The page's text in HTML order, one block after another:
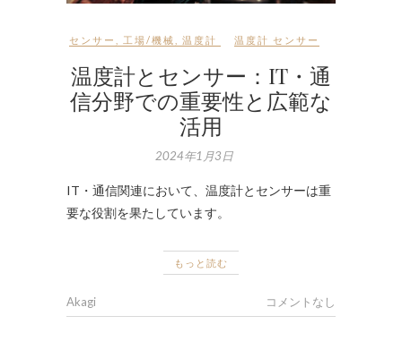
センサー 工場/機械 温度計 温度計 センサー
温度計とセンサー：IT・通
信分野での重要性と広範な
活用
2024年1月3日
IT・通信関連において、温度計とセンサーは重
要な役割を果たしています。
もっと読む
Akagi コメントなし